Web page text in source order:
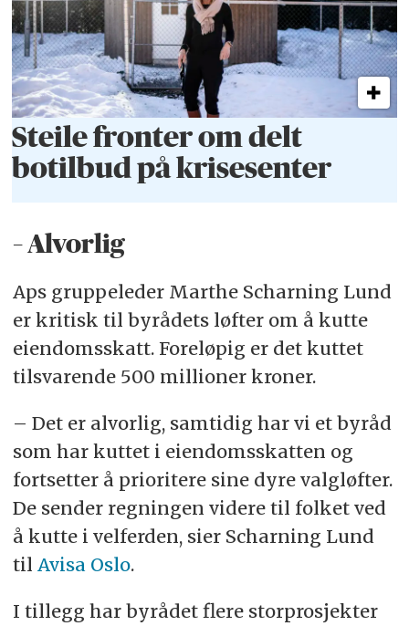
Steile fronter om delt
botilbud på krisesenter
– Alvorlig
Aps gruppeleder Marthe Scharning Lund
er kritisk til byrådets løfter om å kutte
eiendomsskatt. Foreløpig er det kuttet
tilsvarende 500 millioner kroner.
– Det er alvorlig, samtidig har vi et byråd
som har kuttet i eiendomsskatten og
fortsetter å prioritere sine dyre valgløfter.
De sender regningen videre til folket ved
å kutte i velferden, sier Scharning Lund
til Avisa Oslo.
I tillegg har byrådet flere storprosjekter